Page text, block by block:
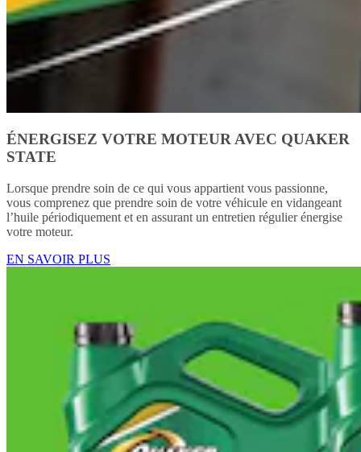
ÉNERGISEZ VOTRE MOTEUR AVEC QUAKER
STATE
Lorsque prendre soin de ce qui vous appartient vous passionne,
vous comprenez que prendre soin de votre véhicule en vidangeant
l’huile périodiquement et en assurant un entretien régulier énergise
votre moteur.
EN SAVOIR PLUS